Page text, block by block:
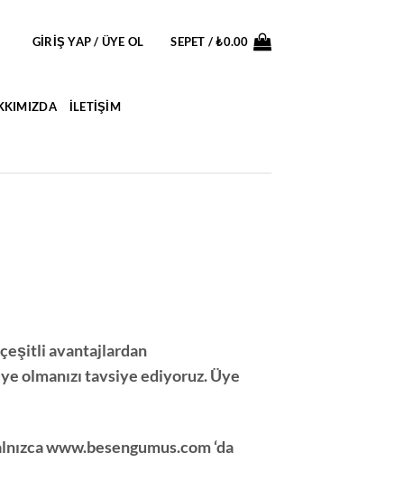
GIRIŞ YAP / ÜYE OL SEPET /₺0.00
İLETIŞIM
çeşitli avantajlardan
olmanızı tavsiye ediyoruz. Üye
www.besengumus.com‘da